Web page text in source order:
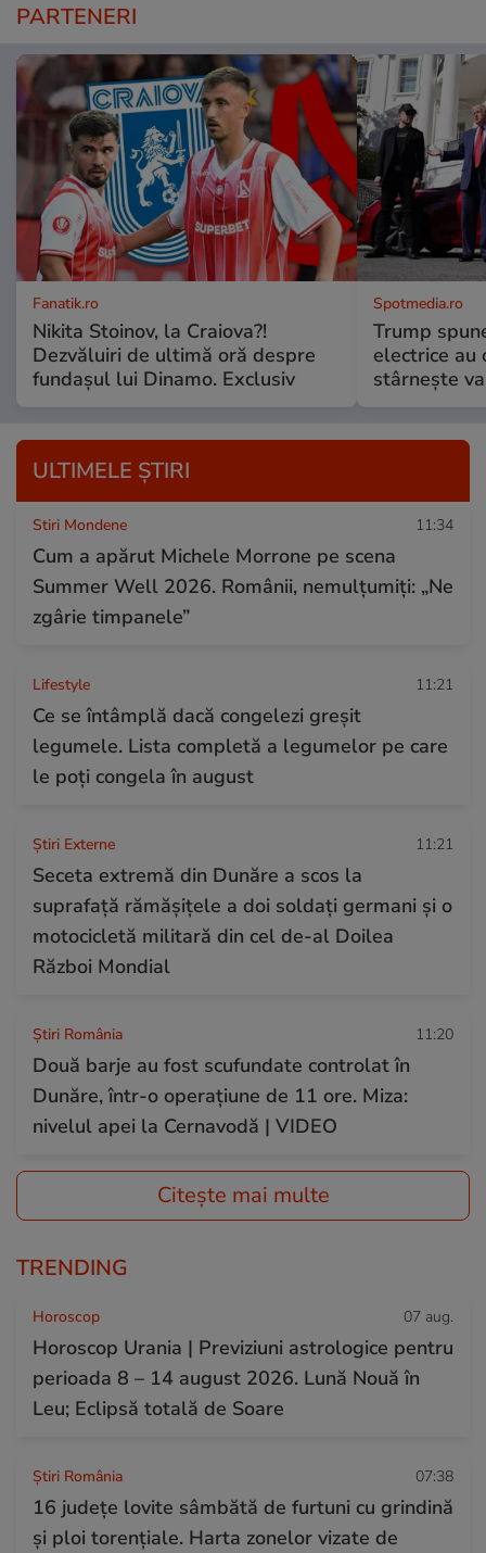
PARTENERI
Fanatik.ro
Nikita Stoinov, la Craiova?!
Dezvăluiri de ultimă oră despre
fundașul lui Dinamo. Exclusiv
Spotmedia.ro
Trump
electrice au
stârnește
ULTIMELE ȘTIRI
Stiri Mondene 11:34
Cum a apărut Michele Morrone pe scena
Summer Well 2026. Românii, nemulțumiți: „Ne
zgârie timpanele”
Lifestyle 11:21
Ce se întâmplă dacă congelezi greșit
legumele. Lista completă a legumelor pe care
le poți congela în august
Știri Externe 11:21
Seceta extremă din Dunăre a scos la
suprafață rămășițele a doi soldați germani și o
motocicletă militară din cel de-al Doilea
Război Mondial
Știri România 11:20
Două barje au fost scufundate controlat în
Dunăre, într-o operațiune de 11 ore. Miza:
nivelul apei la Cernavodă | VIDEO
Citește mai multe
TRENDING
Horoscop 07 aug.
Horoscop Urania | Previziuni astrologice pentru
perioada 8 – 14 august 2026. Lună Nouă în
Leu; Eclipsă totală de Soare
Știri România 07:38
16 județe lovite sâmbătă de furtuni cu grindină
și ploi torențiale. Harta zonelor vizate de